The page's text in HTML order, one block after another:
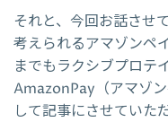
それと、今回お話させ
考えられるアマゾンペ
までもラクシブプロテ
AmazonPay（アマゾ
して記事にさせていた